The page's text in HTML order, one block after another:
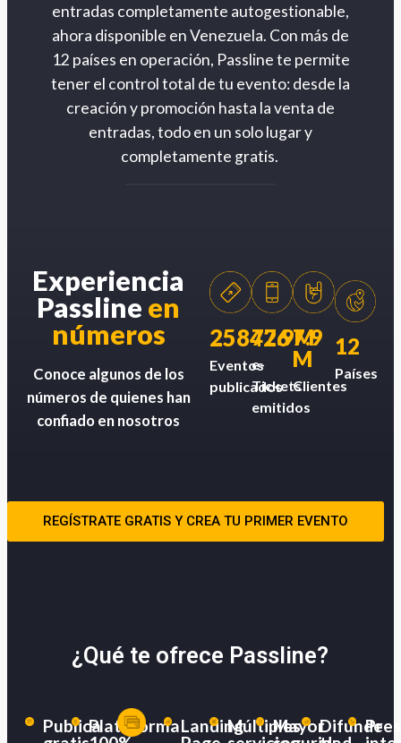
entradas completamente autogestionable,
ahora disponible en Venezuela. Con más de
12 países en operación, Passline te permite
tener el control total de tu evento: desde la
creación y promoción hasta la venta de
entradas, todo en un solo lugar y
completamente gratis.
Experiencia
Passline en
números
Conoce algunos de los
números de quienes han
confiado en nosotros
258426
Eventos
publicados
77.9M
e-
Tickets
emitidos
7.9
M
Clientes
12
Países
REGÍSTRATE GRATIS Y CREA TU PRIMER EVENTO
¿Qué te ofrece Passline?
PublicaPlataformaLandingMúltiplesMayorDifunde